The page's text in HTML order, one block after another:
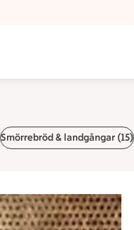
Smörrebröd & landgångar (15)